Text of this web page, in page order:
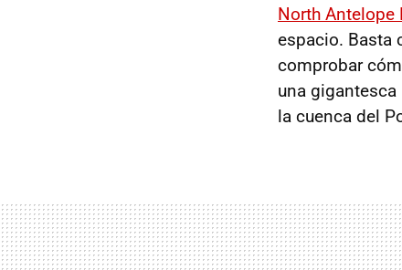
North Antelope
espacio. Basta
comprobar
una
la cuenca del